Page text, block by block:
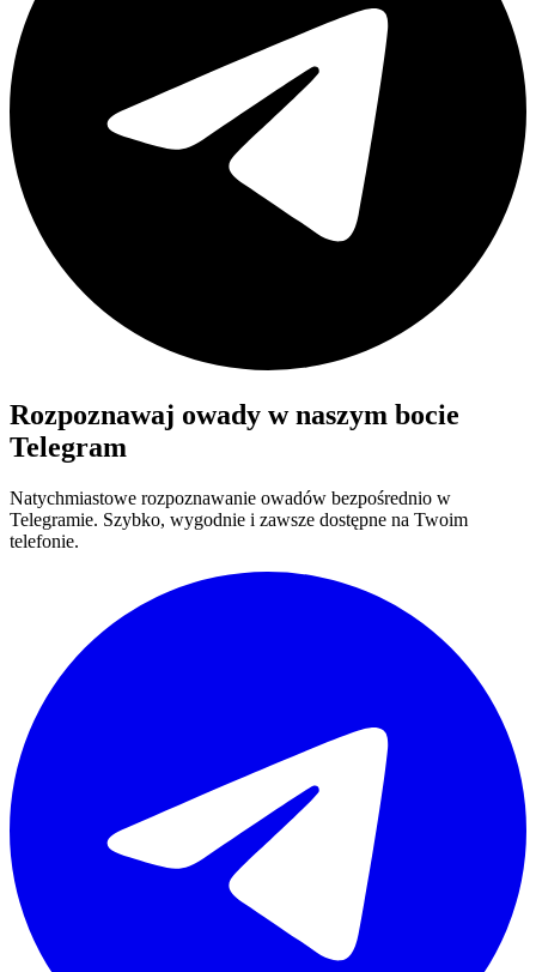
Rozpoznawaj owady w naszym bocie
Telegram
Natychmiastowe rozpoznawanie owadów bezpośrednio w
Telegramie. Szybko, wygodnie i zawsze dostępne na Twoim
telefonie.